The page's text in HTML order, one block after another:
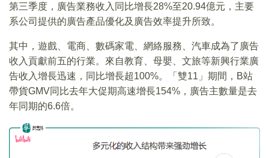
第三季度，廣告業務收入同比增長28%至20.94億元，主要
系公司提供的廣告產品優化及廣告效率提升所致。
其中，遊戲、電商、數碼家電、網絡服務、汽車成為了廣告
收入貢獻前五的行業。來自教育、母嬰、文旅等新興行業廣
告收入增長迅速，同比增長超100%。「雙11」期間，B站
帶貨GMV同比去年大促期高速增長154%，廣告主數量是去
年同期的6.6倍。